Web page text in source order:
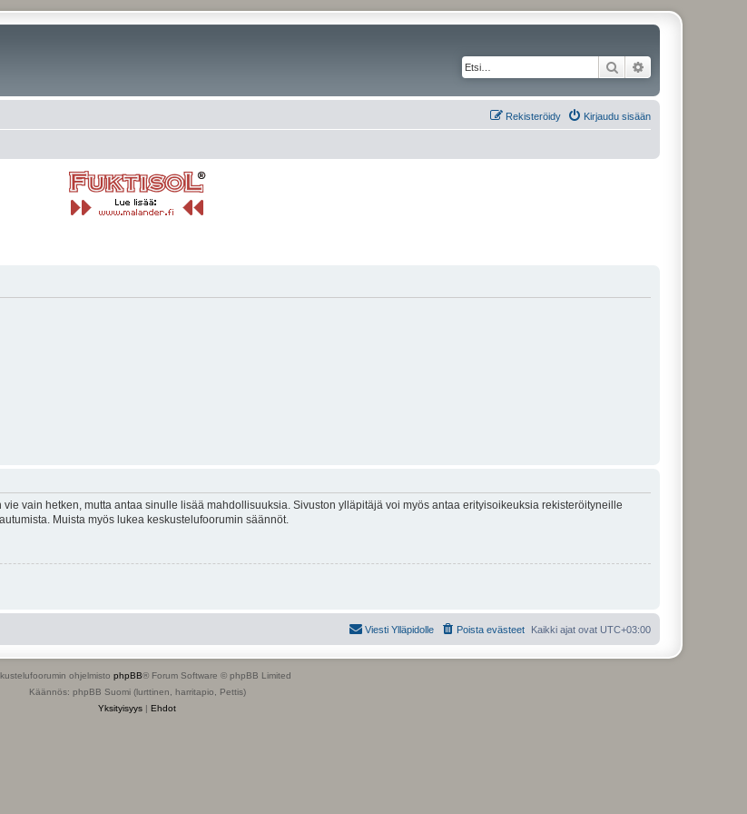
Etsi
Kirjaudu sisään
Rekisteröidy
vain hetken, mutta antaa sinulle lisää mahdollisuuksia. Sivuston ylläpitäjä voi myös antaa erityisoikeuksia rekisteröityneille
Muista myös lukea keskustelufoorumin säännöt.
Kaikki ajat ovat UTC+03:00
Poista evästeet
Viesti Ylläpidolle
ohjelmisto phpBB® Forum Software © phpBB Limited
Käännös: phpBB Suomi (lurttinen, harritapio, Pettis)
Yksityisyys | Ehdot